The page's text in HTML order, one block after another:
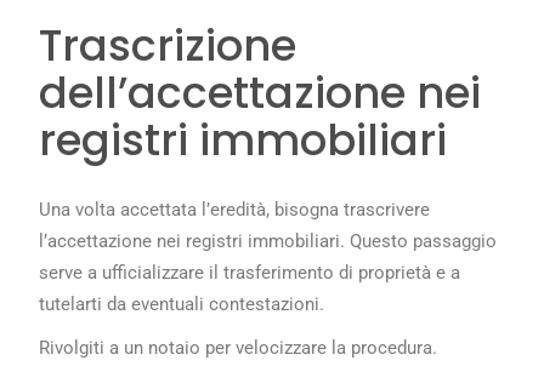
Trascrizione
dell’accettazione nei
registri immobiliari
Una volta accettata l’eredità, bisogna trascrivere
l’accettazione nei registri immobiliari. Questo passaggio
serve a ufficializzare il trasferimento di proprietà e a
tutelarti da eventuali contestazioni.
Rivolgiti a un notaio per velocizzare la procedura.